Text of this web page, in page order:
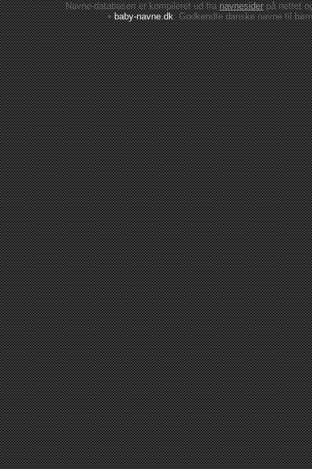
Navne-databasen er kompileret ud franavnesiderpå nettet
•baby-navne.dk: Godkendte danskenavne til børn